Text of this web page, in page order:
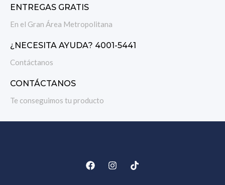
ENTREGAS GRATIS
En el Gran Área Metropolitana
¿NECESITA AYUDA? 4001-5441
Contáctanos
CONTÁCTANOS
Te conseguimos tu producto